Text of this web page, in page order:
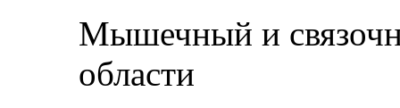
Мышечный и
области